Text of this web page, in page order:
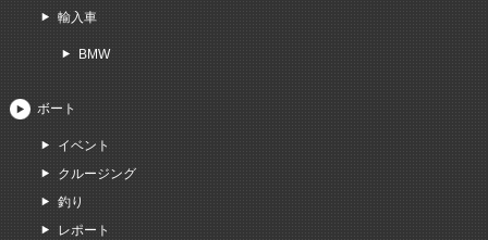
輸入車
BMW
ボート
イベント
クルージング
釣り
レポート